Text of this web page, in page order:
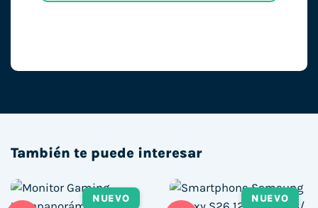
También te puede interesar
NUEVO
NUEVO